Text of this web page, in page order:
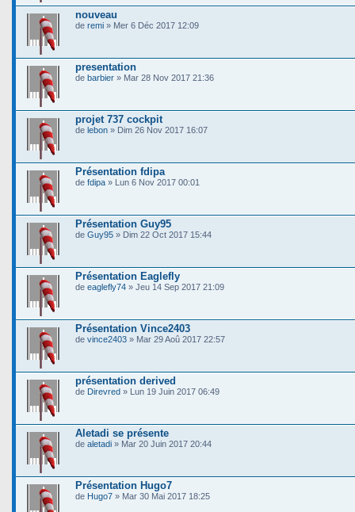
nouveau
de remi » Mer 6 Déc 2017 12:09
presentation
de barbier » Mar 28 Nov 2017 21:36
projet 737 cockpit
de lebon » Dim 26 Nov 2017 16:07
Présentation fdipa
de fdipa » Lun 6 Nov 2017 00:01
Présentation Guy95
de Guy95 » Dim 22 Oct 2017 15:44
Présentation Eaglefly
de eaglefly74 » Jeu 14 Sep 2017 21:09
Présentation Vince2403
de vince2403 » Mar 29 Aoû 2017 22:57
présentation derived
de Direvred » Lun 19 Juin 2017 06:49
Aletadi se présente
de aletadi » Mar 20 Juin 2017 20:44
Présentation Hugo7
de Hugo7 » Mar 30 Mai 2017 18:25